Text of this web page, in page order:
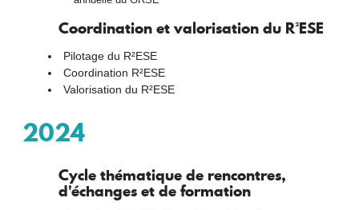
Coordination et valorisation du R²ESE
Pilotage du R²ESE
Coordination R²ESE
Valorisation du R²ESE
2024
Cycle thématique de rencontres,
d'échanges et de formation